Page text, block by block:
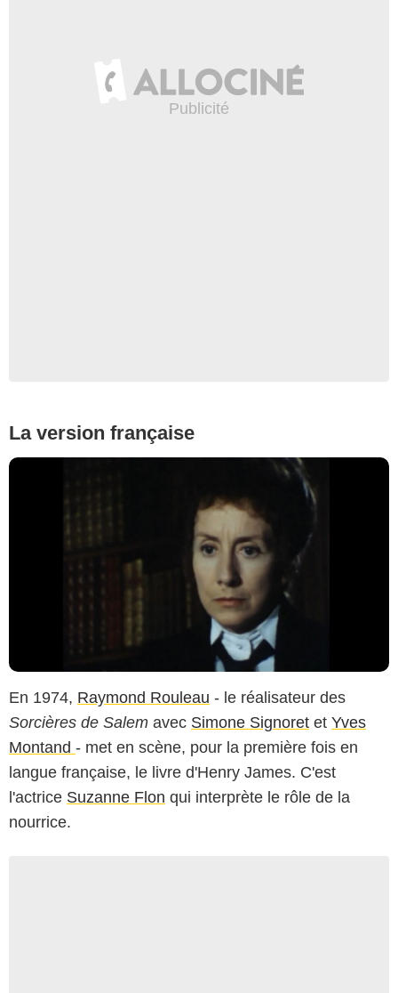
La version française
En 1974, Raymond Rouleau - le réalisateur des
Sorcières de Salem avec Simone Signoret et Yves
Montand - met en scène, pour la première fois en
langue française, le livre d'Henry James. C'est
l'actrice Suzanne Flon qui interprète le rôle de la
nourrice.